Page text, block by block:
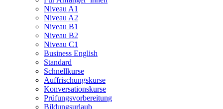
Niveau A1
Niveau A2
Niveau B1
Niveau B2
Niveau C1
Business English
Standard
Schnellkurse
Auffrischungskurse
Konversationskurse
Prüfungsvorbereitung
Bildungsurlaub